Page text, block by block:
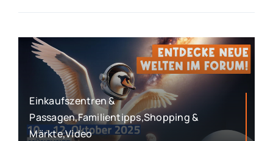
Einkaufszentren &
Passagen,Familientipps,Shopping &
Märkte,Video